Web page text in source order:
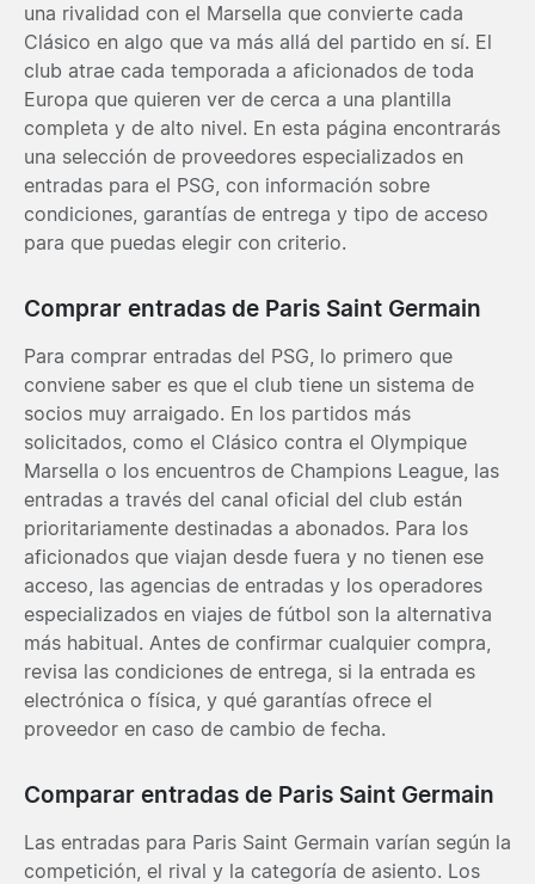
una rivalidad con el Marsella que convierte cada
Clásico en algo que va más allá del partido en sí. El
club atrae cada temporada a aficionados de toda
Europa que quieren ver de cerca a una plantilla
completa y de alto nivel. En esta página encontrarás
una selección de proveedores especializados en
entradas para el PSG, con información sobre
condiciones, garantías de entrega y tipo de acceso
para que puedas elegir con criterio.
Comprar entradas de Paris Saint Germain
Para comprar entradas del PSG, lo primero que
conviene saber es que el club tiene un sistema de
socios muy arraigado. En los partidos más
solicitados, como el Clásico contra el Olympique
Marsella o los encuentros de Champions League, las
entradas a través del canal oficial del club están
prioritariamente destinadas a abonados. Para los
aficionados que viajan desde fuera y no tienen ese
acceso, las agencias de entradas y los operadores
especializados en viajes de fútbol son la alternativa
más habitual. Antes de confirmar cualquier compra,
revisa las condiciones de entrega, si la entrada es
electrónica o física, y qué garantías ofrece el
proveedor en caso de cambio de fecha.
Comparar entradas de Paris Saint Germain
Las entradas para Paris Saint Germain varían según la
competición, el rival y la categoría de asiento. Los